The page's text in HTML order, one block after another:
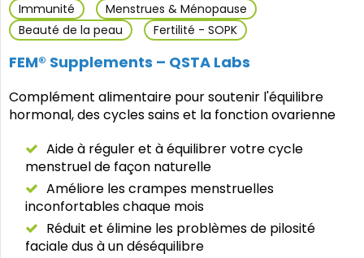
Immunité
Menstrues & Ménopause
Beauté de la peau
Fertilité - SOPK
FEM® Supplements – QSTA Labs
Complément alimentaire pour soutenir l'équilibre
hormonal, des cycles sains et la fonction ovarienne
Aide à réguler et à équilibrer votre cycle
menstruel de façon naturelle
Améliore les crampes menstruelles
inconfortables chaque mois
Réduit et élimine les problèmes de pilosité
faciale dus à un déséquilibre